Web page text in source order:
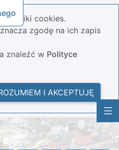
pliki cookies.
zgodę na ich zapis
znaleźć w Polityce
I AKCEPTUJĘ